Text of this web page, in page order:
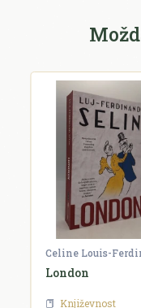
Celine Louis-
London
Književnost